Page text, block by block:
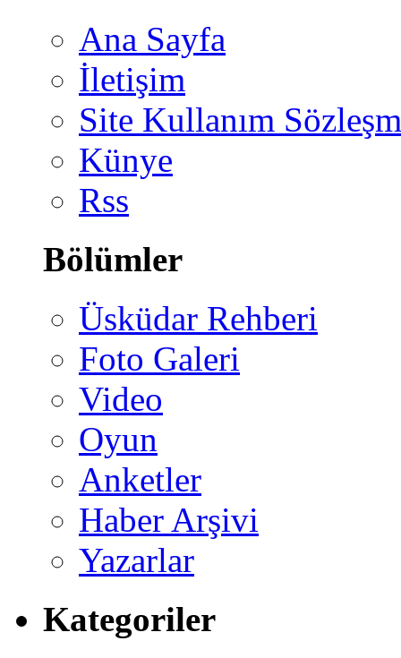
Ana Sayfa
İletişim
Site Kullanım
Künye
Rss
Bölümler
Üsküdar Rehberi
Foto Galeri
Video
Oyun
Anketler
Haber Arşivi
Yazarlar
Kategoriler